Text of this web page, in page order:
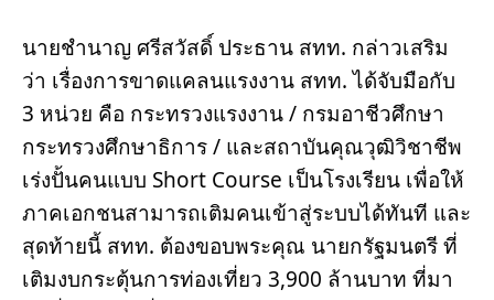
นายชำนาญ ศรีสวัสดิ์ ประธาน สทท. กล่าวเสริม
ว่า เรื่องการขาดแคลนแรงงาน สทท. ได้จับมือกับ
3 หน่วย คือ กระทรวงแรงงาน / กรมอาชีวศึกษา
กระทรวงศึกษาธิการ / และสถาบันคุณวุฒิวิชาชีพ
เร่งปั้นคนแบบ Short Course เป็นโรงเรียน เพื่อให้
ภาคเอกชนสามารถเติมคนเข้าสู่ระบบได้ทันที และ
สุดท้ายนี้ สทท. ต้องขอบพระคุณ นายกรัฐมนตรี ที่
เติมงบกระตุ้นการท่องเที่ยว 3,900 ล้านบาท ที่มา